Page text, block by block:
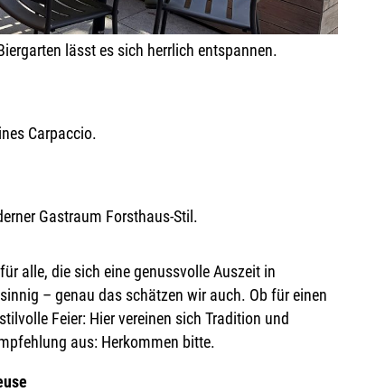
lässt es sich herrlich entspannen.
Carpaccio.
Gastraum Forsthaus-Stil.
alle, die sich eine genussvolle Auszeit in
– genau das schätzen wir auch. Ob für einen
Feier: Hier vereinen sich Tradition und
aus: Herkommen bitte.